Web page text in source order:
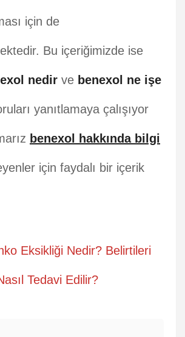
için de
Bu içeriğimizde ise
nedir ve benexol ne işe
yanıtlamaya çalışıyor
benexol hakkında bilgi
için faydalı bir içerik
Eksikliği Nedir? Belirtileri
Tedavi Edilir?